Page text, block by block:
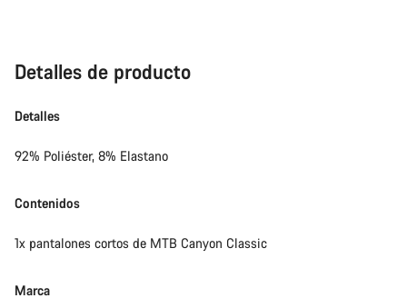
Detalles de producto
Detalles
92% Poliéster, 8% Elastano
Contenidos
1x pantalones cortos de MTB Canyon Classic
Marca